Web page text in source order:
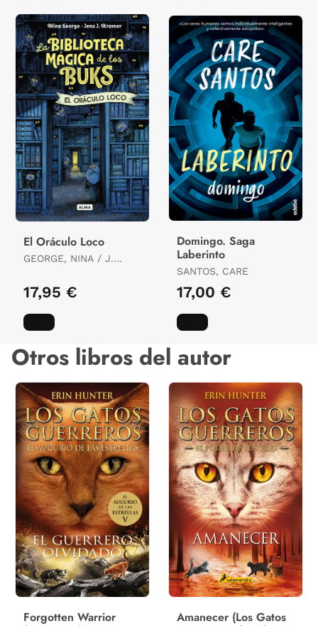
El Oráculo Loco
GEORGE, NINA / J.
17,95 €
Domingo. Saga
Laberinto
SANTOS, CARE
17,00 €
Otros libros del autor
Forgotten Warrior
Amanecer (Los Gatos